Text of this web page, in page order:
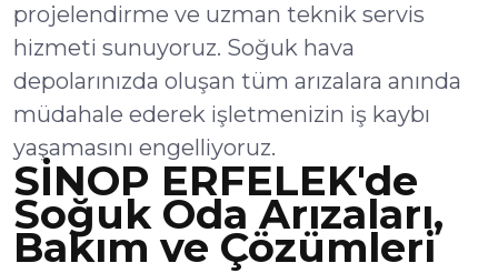
projelendirme ve uzman teknik servis
hizmeti sunuyoruz. Soğuk hava
depolarınızda oluşan tüm arızalara anında
müdahale ederek işletmenizin iş kaybı
yaşamasını engelliyoruz.
SİNOP ERFELEK'de
Soğuk Oda Arızaları,
Bakım ve Çözümleri